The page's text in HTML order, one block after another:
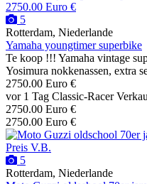
2750.00 Euro €
5
Rotterdam, Niederlande
Yamaha youngtimer superbike
Te koop !!! Yamaha vintage
Yosimura nokkenassen, extra
2750.00 Euro €
vor 1 Tag Classic-Racer
2750.00 Euro €
2750.00 Euro €
Preis V.B.
5
Rotterdam, Niederlande